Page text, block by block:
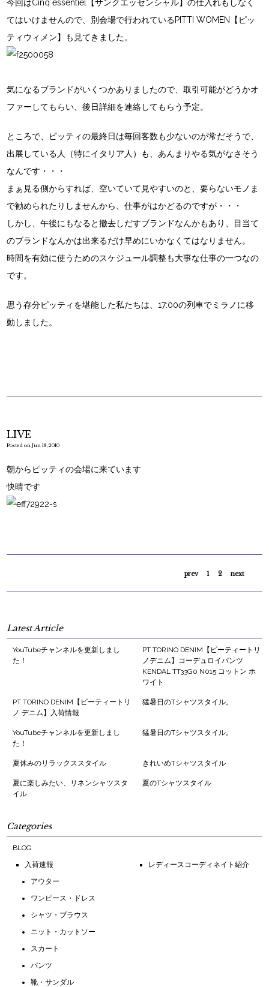
今回はCinq essentiel【サンクエッセンシャル】の仕入れもしなく
てはいけませんので、別会場で行われているPITTI WOMEN【ピッ
ティウィメン】も見てきました。
気になるブランドがいくつかありましたので、取引可能がどうかオ
ファーしてもらい、後日詳細を連絡してもらう予定。
ところで、ピッティの最終日は毎回客数も少ないのが常だそうで、
出展している人（特にイタリア人）も、あんまりやる気がなさそう
なんです・・・
まぁ見る側からすれば、空いていて見やすいのと、要らないモノま
で勧められたりしませんから、仕事がはかどるのですが・・・
しかし、午後にもなると撤去しだすブランドなんかもあり、目当て
のブランドなんかは出来るだけ早めにいかなくてはなりません。
時間を有効に使うためのスケジュール調整も大事な仕事の一つなの
です。
思う存分ピッティを堪能した私たちは、17:00の列車でミラノに移
動しました。
LIVE
Posted on Jun 18, 2010
朝からピッティの会場に来ています
快晴です
prev 1 2 next
Latest Article
YouTubeチャンネルを更新しまし
た！
PT TORINO DENIM【ピーティートリ
ノデニム】コーデュロイパンツ
KENDAL TT33G0 N015 コットン ホ
ワイト
PT TORINO DENIM【ピーティートリ
ノ デニム】入荷情報
猛暑日のTシャツスタイル。
YouTubeチャンネルを更新しまし
た！
猛暑日のTシャツスタイル。
夏休みのリラックススタイル きれいめTシャツスタイル
夏に楽しみたい、リネンシャツスタ
イル
夏のTシャツスタイル
Categories
BLOG
入荷速報
アウター
ワンピース・ドレス
シャツ・ブラウス
ニット・カットソー
スカート
パンツ
靴・サンダル
レディースコーディネイト紹介